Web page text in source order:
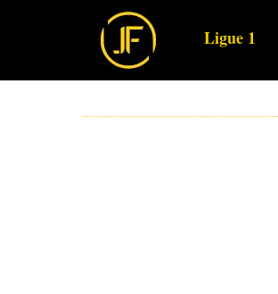
Ligue 1